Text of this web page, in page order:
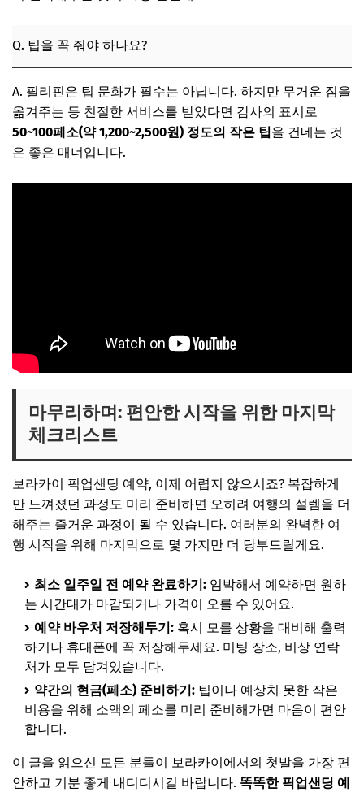
Q. 팁을 꼭 줘야 하나요?
A. 필리핀은 팁 문화가 필수는 아닙니다. 하지만 무거운 짐을
옮겨주는 등 친절한 서비스를 받았다면 감사의 표시로
50~100페소(약 1,200~2,500원) 정도의 작은 팁을 건네는 것
은 좋은 매너입니다.
마무리하며: 편안한 시작을 위한 마지막
체크리스트
보라카이 픽업샌딩 예약, 이제 어렵지 않으시죠? 복잡하게
만 느껴졌던 과정도 미리 준비하면 오히려 여행의 설렘을 더
해주는 즐거운 과정이 될 수 있습니다. 여러분의 완벽한 여
행 시작을 위해 마지막으로 몇 가지만 더 당부드릴게요.
최소 일주일 전 예약 완료하기: 임박해서 예약하면 원하
는 시간대가 마감되거나 가격이 오를 수 있어요.
예약 바우처 저장해두기: 혹시 모를 상황을 대비해 출력
하거나 휴대폰에 꼭 저장해두세요. 미팅 장소, 비상 연락
처가 모두 담겨있습니다.
약간의 현금(페소) 준비하기: 팁이나 예상치 못한 작은
비용을 위해 소액의 페소를 미리 준비해가면 마음이 편안
합니다.
이 글을 읽으신 모든 분들이 보라카이에서의 첫발을 가장 편
안하고 기분 좋게 내디디시길 바랍니다. 똑똑한 픽업샌딩 예